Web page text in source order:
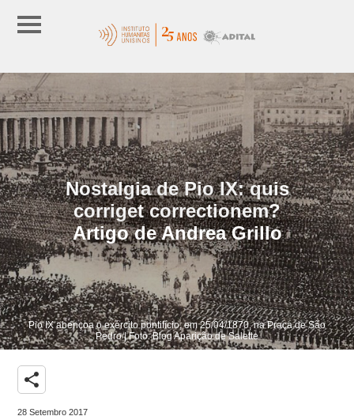
Nostalgia de Pio IX: quis
corriget correctionem?
Artigo de Andrea Grillo
Pio IX abençoa o exército pontifício, em 25/04/1870, na Praça de São
Pedro | Foto: Blog Aparição de Salette
share
28 Setembro 2017